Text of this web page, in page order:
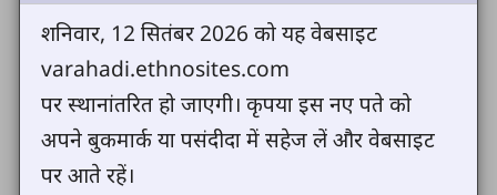
वऱ्हाडीं डॉट कॉम मध्ये तुमचं स्वागत आहे
वऱ्हाडी वेबसाईट मध्ये आमी तुमच्या साठी ,वऱ्हाडीं बायबल
,वऱ्हाडीं एंड्रॉयड बायबल वऱ्हाडीं गाने , वऱ्हाडीं कथा
,वऱ्हाडीं संस्कृती फोटो , वऱ्हाडीं वी बी एस फोटो ,वऱ्हाडीं
मंडली चे फोटो . बनवलेल हाय आमची अशी आशा आहे, कि
शनिवार, 12 सितंबर 2026 को यह वेबसाइट
varahadi.ethnosites.com
पर स्थानांतरित हो जाएगी। कृपया इस नए पते को
अपने बुकमार्क या पसंदीदा में सहेज लें और वेबसाइट
पर आते रहें।